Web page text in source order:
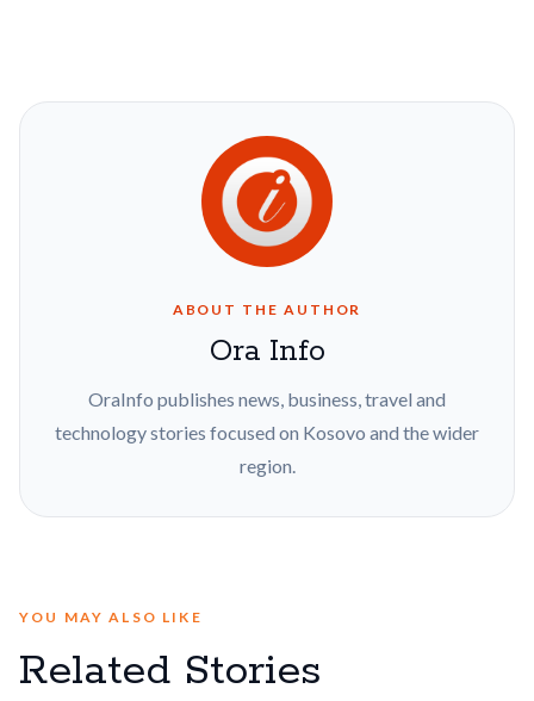
ABOUT THE AUTHOR
Ora Info
OraInfo publishes news, business, travel and
technology stories focused on Kosovo and the wider
region.
YOU MAY ALSO LIKE
Related Stories